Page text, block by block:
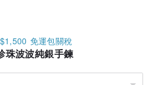
免運包關稅
珠波波純銀手鍊